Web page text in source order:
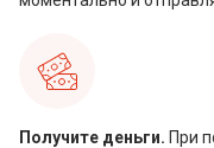
Получите деньги. При